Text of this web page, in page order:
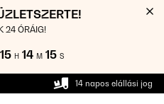
24 ÓRÁIG!
15 H 14 M 15 S
14 napos elállási jog